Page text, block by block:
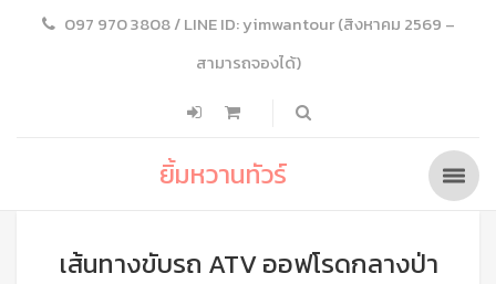
097 970 3808 / LINE ID: yimwantour (สิงหาคม 2569 –
สามารถจองได้)
ยิ้มหวานทัวร์
เส้นทางขับรถ ATV ออฟโรดกลางป่า